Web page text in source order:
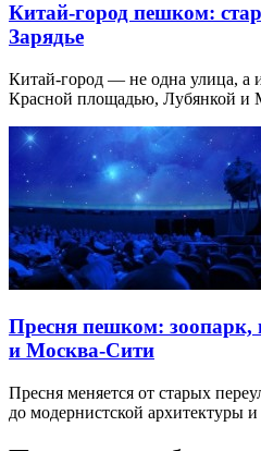
Китай-город пешком:
Зарядье
Китай-город — не одна улица, а
Красной площадью, Лубянкой и
Пресня пешком: зоопарк,
и Москва-Сити
Пресня меняется от старых
до модернистской архитектуры